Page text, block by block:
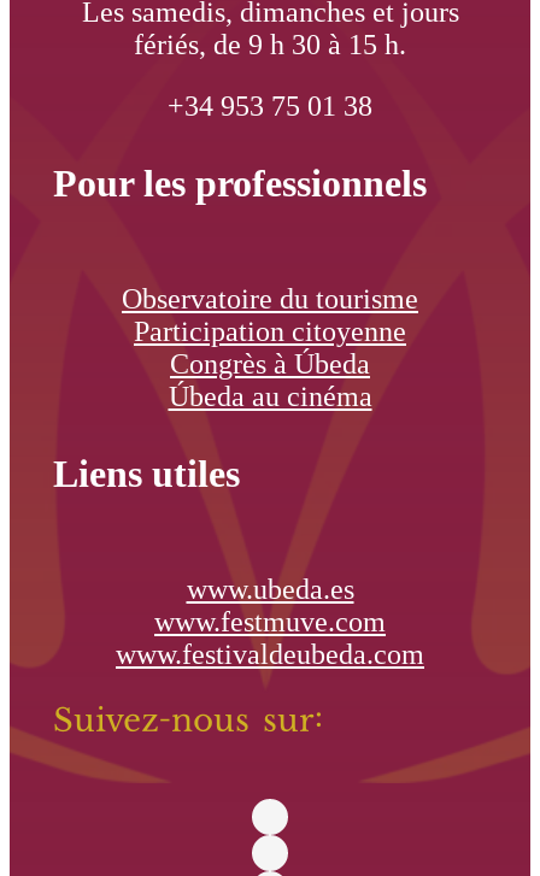
Les samedis, dimanches et jours
fériés, de 9 h 30 à 15 h.
+34 953 75 01 38
Pour les professionnels
Observatoire du tourisme
Participation citoyenne
Congrès à Úbeda
Úbeda au cinéma
Liens utiles
www.ubeda.es
www.festmuve.com
www.festivaldeubeda.com
Suivez-nous sur: